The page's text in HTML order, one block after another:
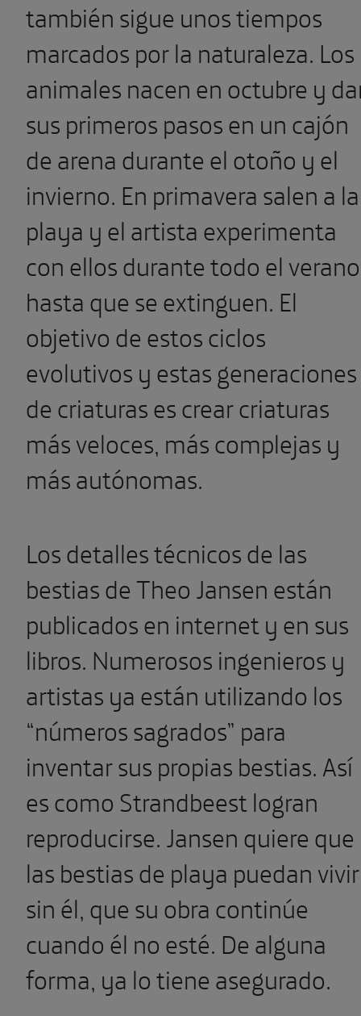
también sigue unos tiempos
marcados por la naturaleza. Los
animales nacen en octubre y
sus primeros pasos en un cajón
de arena durante el otoño y el
invierno. En primavera salen a la
playa y el artista experimenta
con ellos durante todo el verano
hasta que se extinguen. El
objetivo de estos ciclos
evolutivos y estas generaciones
de criaturas es crear criaturas
más veloces, más complejas y
más autónomas.
Los detalles técnicos de las
bestias de Theo Jansen están
publicados en internet y en sus
libros. Numerosos ingenieros y
artistas ya están utilizando los
“números sagrados” para
inventar sus propias bestias. Así
es como Strandbeest logran
reproducirse. Jansen quiere que
las bestias de playa puedan vivir
sin él, que su obra continúe
cuando él no esté. De alguna
forma, ya lo tiene asegurado.